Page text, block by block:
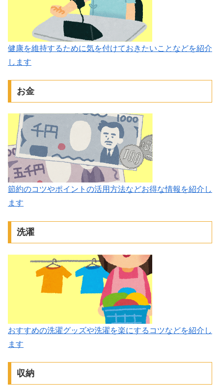
健康を維持するために気を付けておきたいことなどを紹介
します
お金
節約のコツやポイントの活用方法などお得な情報を紹介し
ます
洗濯
おすすめの洗濯グッズや洗濯を楽にするコツなどを紹介し
ます
収納